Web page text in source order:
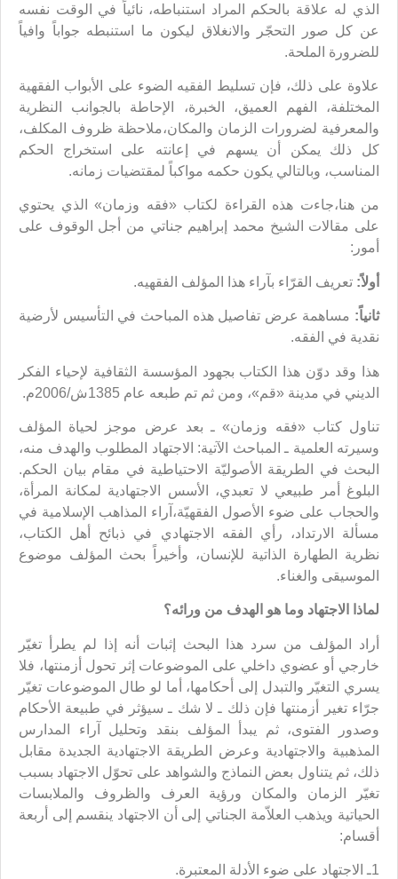
الذي له علاقة بالحكم المراد استنباطه، نائياً في الوقت نفسه
عن كل صور التحجّر والانغلاق ليكون ما استنبطه جواباً وافياً
للضرورة الملحة.
علاوة على ذلك، فإن تسليط الفقيه الضوء على الأبواب الفقهية
المختلفة، الفهم العميق، الخبرة، الإحاطة بالجوانب النظرية
والمعرفية لضرورات الزمان والمكان،ملاحظة ظروف المكلف،
كل ذلك يمكن أن يسهم في إعانته على استخراج الحكم
المناسب، وبالتالي يكون حكمه مواكباً لمقتضيات زمانه.
من هنا،جاءت هذه القراءة لكتاب «فقه وزمان» الذي يحتوي
على مقالات الشيخ محمد إبراهيم جناتي من أجل الوقوف على
أمور:
أولاً: تعريف القرّاء بآراء هذا المؤلف الفقهيه.
ثانياً: مساهمة عرض تفاصيل هذه المباحث في التأسيس لأرضية
نقدية في الفقه.
هذا وقد دوّن هذا الكتاب بجهود المؤسسة الثقافية لإحياء الفكر
الديني في مدينة «قم»، ومن ثم تم طبعه عام 1385ش/2006م.
تناول كتاب «فقه وزمان» ـ بعد عرض موجز لحياة المؤلف
وسيرته العلمية ـ المباحث الآتية: الاجتهاد المطلوب والهدف منه،
البحث في الطريقة الأصوليّة الاحتياطية في مقام بيان الحكم.
البلوغ أمر طبيعي لا تعبدي، الأسس الاجتهادية لمكانة المرأة،
والحجاب على ضوء الأصول الفقهيّة،آراء المذاهب الإسلامية في
مسألة الارتداد، رأي الفقه الاجتهادي في ذبائح أهل الكتاب،
نظرية الطهارة الذاتية للإنسان، وأخيراً بحث المؤلف موضوع
الموسيقى والغناء.
لماذا الاجتهاد وما هو الهدف من ورائه؟
أراد المؤلف من سرد هذا البحث إثبات أنه إذا لم يطرأ تغيّر
خارجي أو عضوي داخلي على الموضوعات إثر تحول أزمنتها، فلا
يسري التغيّر والتبدل إلى أحكامها، أما لو طال الموضوعات تغيّر
جرّاء تغير أزمنتها فإن ذلك ـ لا شك ـ سيؤثر في طبيعة الأحكام
وصدور الفتوى، ثم يبدأ المؤلف بنقد وتحليل آراء المدارس
المذهبية والاجتهادية وعرض الطريقة الاجتهادية الجديدة مقابل
ذلك، ثم يتناول بعض النماذج والشواهد على تحوّل الاجتهاد بسبب
تغيّر الزمان والمكان ورؤية العرف والظروف والملابسات
الحياتية ويذهب العلاّمة الجناتي إلى أن الاجتهاد ينقسم إلى أربعة
أقسام:
1ـ الاجتهاد على ضوء الأدلة المعتبرة.